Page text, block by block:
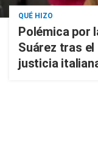
QUÉ HIZO
Polémica por
Suárez tras
justicia